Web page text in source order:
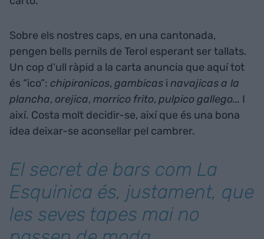
Sobre els nostres caps, en una cantonada,
pengen bells pernils de Terol esperant ser tallats.
Un cop d'ull ràpid a la carta anuncia que aquí tot
és “ico”: chipironicos, gambicas i navajicasa la
plancha, orejica, morrico frito, pulpicogallego... I
així. Costa molt decidir-se, així que és una bona
idea deixar-se aconsellar pel cambrer.
El secret de bars com La
Esquinica és, justament, que
les seves tapes mai no